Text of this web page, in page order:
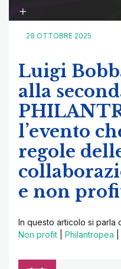
29 OTTOBRE 2025
Luigi
alla
l’evento
regole
e non
In questo articolo si parla
Non profit
Philantropea